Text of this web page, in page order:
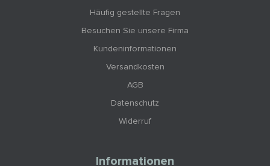
Häufig gestellte Fragen
Besuchen Sie unsere Firma
Kundeninformationen
Versandkosten
AGB
Datenschutz
Widerruf
Informationen